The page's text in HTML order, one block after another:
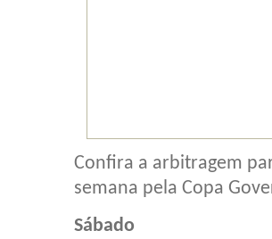
Confira a arbitragem
semana pela Copa
Sábado